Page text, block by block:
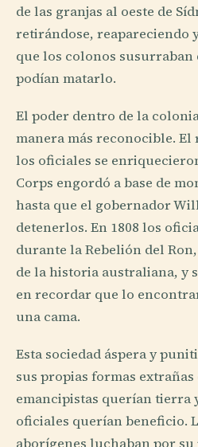
de las granjas al oeste de
retirándose, reapareciendo
que los colonos susurraban
podían matarlo.
El poder dentro de la
manera más reconocible. El
los oficiales se
Corps engordó a base de
hasta que el gobernador
detenerlos. En 1808 los
durante la Rebelión del
de la historia australiana, y
en recordar que lo
una cama.
Esta sociedad áspera y
sus propias formas
emancipistas querían tierra
oficiales querían beneficio.